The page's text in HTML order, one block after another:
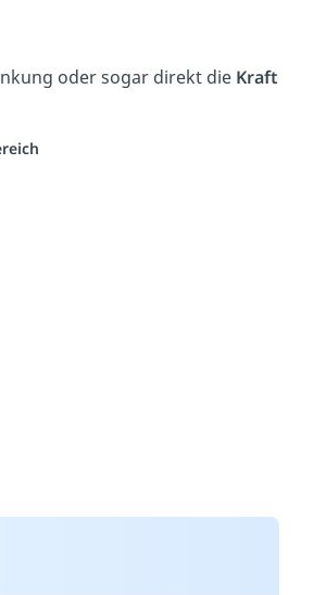
oder sogar direkt die Kraft